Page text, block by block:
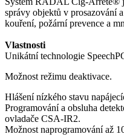
správy objektů v prosazování
kouření, požární prevence a
Vlastnosti
Unikátní technologie
Možnost režimu deaktivace.
Hlášení nízkého stavu
Programování a obsluha
ovladače CSA-IR2.
Možnost naprogramování až